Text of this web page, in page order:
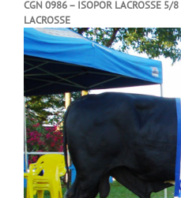
CGN 0986 – ISOPOR LACROSSE 5/
LACROSSE